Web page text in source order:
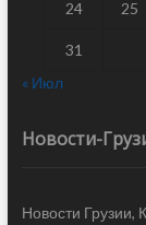
24 25
31
« Июл
Новости-
Новости Грузии,